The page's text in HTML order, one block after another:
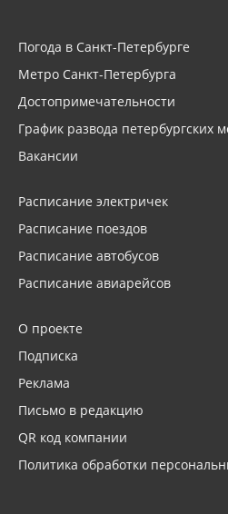
Погода в Санкт-Петербурге
Метро Санкт-Петербурга
Достопримечательности
График развода петербургских
Вакансии
Расписание электричек
Расписание поездов
Расписание автобусов
Расписание авиарейсов
О проекте
Подписка
Реклама
Письмо в редакцию
QR код компании
Политика обработки